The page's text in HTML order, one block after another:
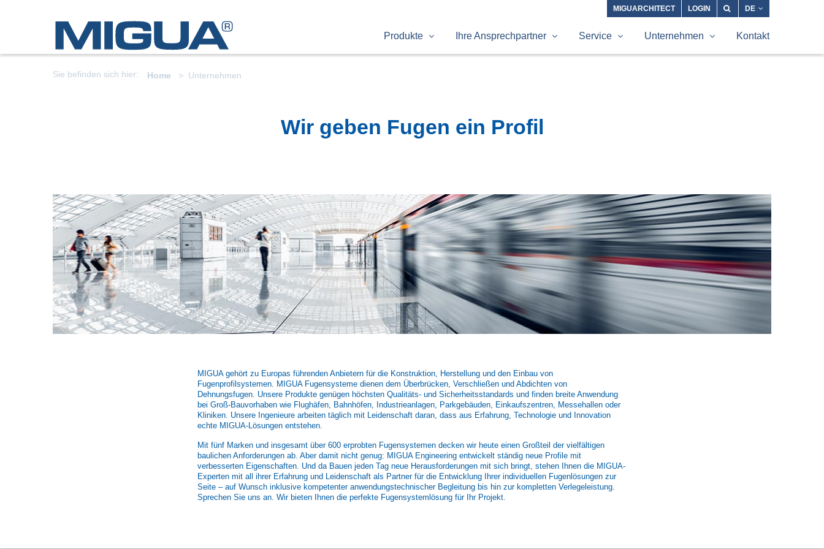
MIGUARCHITECT LOGIN DE
Produkte Ihre Ansprechpartner Service Unternehmen Kontakt
Sie befinden sich hier: Home Unternehmen
Wir geben Fugen ein Profil
MIGUA gehört zu Europas führenden Anbietern für die Konstruktion, Herstellung und den Einbau von
Fugenprofilsystemen. MIGUA Fugensysteme dienen dem Überbrücken, Verschließen und Abdichten von
Dehnungsfugen. Unsere Produkte genügen höchsten Qualitäts- und Sicherheitsstandards und finden breite Anwendung
bei Groß-Bauvorhaben wie Flughäfen, Bahnhöfen, Industrieanlagen, Parkgebäuden, Einkaufszentren, Messehallen oder
Kliniken. Unsere Ingenieure arbeiten täglich mit Leidenschaft daran, dass aus Erfahrung, Technologie und Innovation
echte MIGUA-Lösungen entstehen.
Mit fünf Marken und insgesamt über 600 erprobten Fugensystemen decken wir heute einen Großteil der vielfältigen
baulichen Anforderungen ab. Aber damit nicht genug: MIGUA Engineering entwickelt ständig neue Profile mit
verbesserten Eigenschaften. Und da Bauen jeden Tag neue Herausforderungen mit sich bringt, stehen Ihnen die MIGUA-
Experten mit all ihrer Erfahrung und Leidenschaft als Partner für die Entwicklung Ihrer individuellen Fugenlösungen zur
Seite – auf Wunsch inklusive kompetenter anwendungstechnischer Begleitung bis hin zur kompletten Verlegeleistung.
Sprechen Sie uns an. Wir bieten Ihnen die perfekte Fugensystemlösung für Ihr Projekt.